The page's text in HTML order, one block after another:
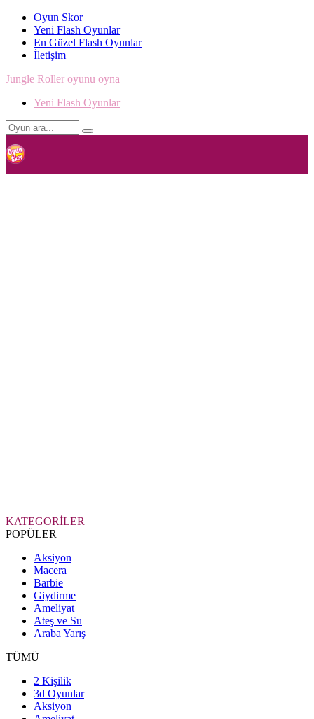
Oyun Skor
Yeni Flash Oyunlar
En Güzel Flash Oyunlar
İletişim
Jungle Roller oyunu oyna
Yeni Flash Oyunlar
KATEGORİLER
POPÜLER
Aksiyon
Macera
Barbie
Giydirme
Ameliyat
Ateş ve Su
Araba Yarış
TÜMÜ
2 Kişilik
3d Oyunlar
Aksiyon